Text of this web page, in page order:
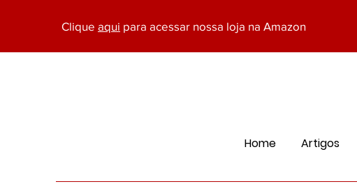
Clique aqui para acessar nossa loja na Amazon
Home Artigos